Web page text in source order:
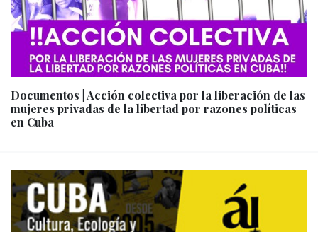
Documentos | Acción colectiva por la liberación de las
mujeres privadas de la libertad por razones políticas
en Cuba